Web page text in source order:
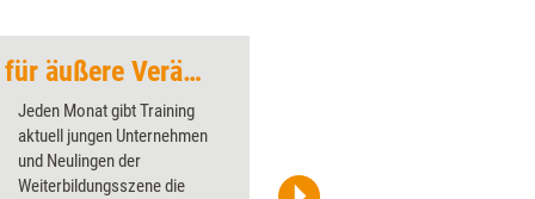
„Innere Entwicklung für äußere Veränderung“
Jeden Monat gibt Training
aktuell jungen Unternehmen
und Neulingen der
Weiterbildungsszene die